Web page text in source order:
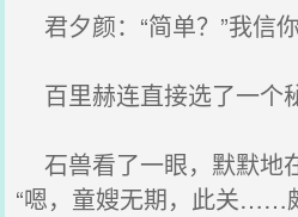
君夕颜：“简单？”我信你
百里赫连直接选了一个
石兽看了一眼，默默地
“嗯，童嫂无期，此关